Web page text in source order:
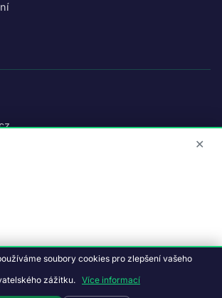
Podmínky a ochrana dat.
✕
soubory cookies pro zlepšení vašeho
zážitku.
Více informací